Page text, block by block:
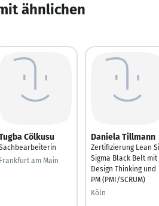
ähnlichen
Cölkusu
Frankfurt am Main
Daniela Tillmann
Zertifizierung Lean
Sigma Black Belt mit
Design Thinking und
PM (PMI/SCRUM)
Köln